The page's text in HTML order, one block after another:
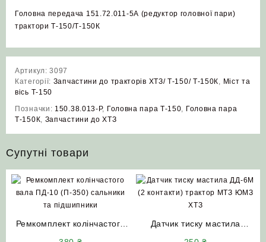
Головна передача 151.72.011-5А (редуктор головної пари)
трактори Т-150/Т-150К
Артикул:3097
Категорії: Запчастини до тракторів ХТЗ/ Т-150/ Т-150К
Міст та
вісь Т-150
Позначки: 150.38.013‑Р, Головна пара Т‑150
Головна пара
Т‑150К Запчастини до ХТЗ
Супутні товари
Ремкомплект колінчастого
Датчик тиску мастила